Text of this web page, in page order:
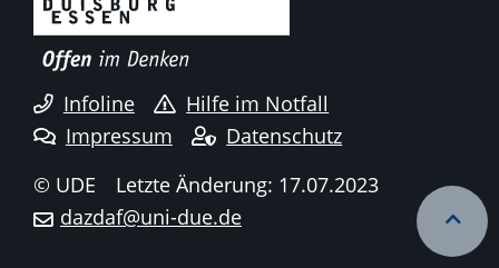
Infoline
Hilfe im Notfall
Impressum
Datenschutz
© UDE
Letzte Änderung: 17.07.2023
dazdaf@uni-due.de